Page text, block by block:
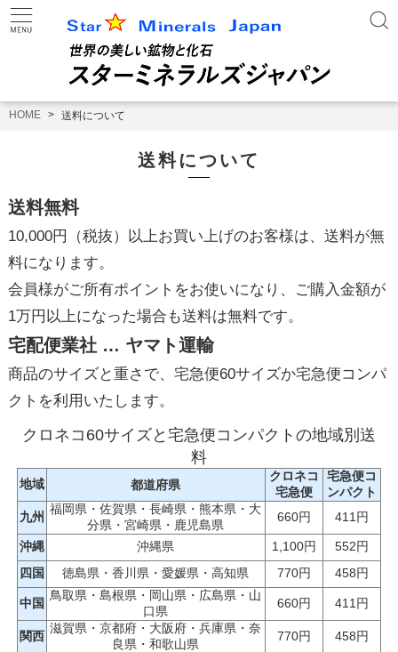
HOME 送料について
送料について
送料無料
10,000円（税抜）以上お買い上げのお客様は、送料が無
料になります。
会員様がご所有ポイントをお使いになり、ご購入金額が
1万円以上になった場合も送料は無料です。
宅配便業社 … ヤマト運輸
商品のサイズと重さで、宅急便60サイズか宅急便コンパ
クトを利用いたします。
クロネコ60サイズと宅急便コンパクトの地域別送
料
地域 都道府県
クロネコ
宅急便
宅急便コ
ンパクト
九州
福岡県・佐賀県・長崎県・熊本県・大
分県・宮崎県・鹿児島県
660円 411円
沖縄 沖縄県 1,100円
552円
四国
徳島県・香川県・愛媛県・高知県 770円 458円
中国
鳥取県・島根県・岡山県・広島県・山
口県
660円 411円
関西
滋賀県・京都府・大阪府・兵庫県・奈
良県・和歌山県
770円 458円